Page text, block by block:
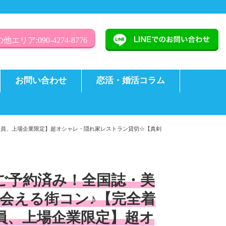
他エリア:090-4274-8776
お問い合わせ 恋活・婚活コラム
、上場企業限定】超オシャレ・隠れ家レストラン貸切☆【真剣
予約済み！全国誌・美
える街コン♪【完全着
、上場企業限定】超オ